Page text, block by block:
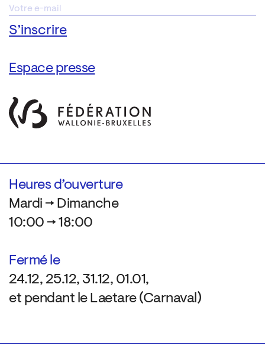
Espace presse
Heures d’ouverture
Mardi → Dimanche
10:00 → 18:00
Fermé le
24.12, 25.12, 31.12, 01.01,
et pendant le Laetare (Carnaval)